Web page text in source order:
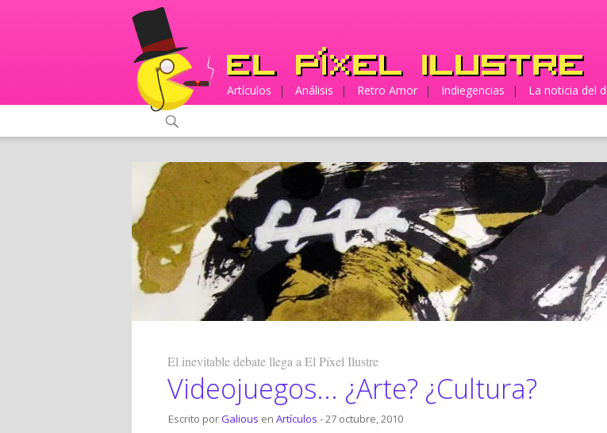
Artículos | Análisis | Retro Amor | Indiegencias | La noticia del
El inevitable debate llega a El Píxel Ilustre
Videojuegos... ¿Arte? ¿Cultura?
Escrito porGalious en Artículos - 27 octubre, 2010